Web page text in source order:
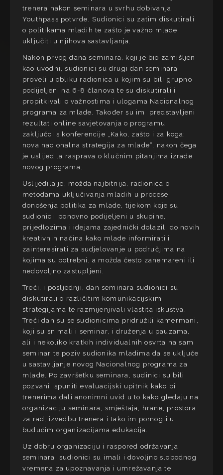
trenera nakon seminara u svrhu dobivanja
Youthpass potvrde. Sudionici su zatim diskutirali
o politikama mladih te zašto je važno mlade
uključiti u njihova sastavljanja.
Nakon prvog dana seminara, koji je bio zamišljen
kao uvodni, sudionici su drugi dan seminara
proveli u obliku radionica u kojim su bili grupno
podijeljeni na 6-8 članova te su diskutirali i
propitkivali o važnostima i ulogama Nacionalnog
programa za mlade. Također su im predstavljeni
rezultati online savjetovanja o programu i
zaključci s konferencije „Kako, zašto i za koga:
nova nacionalna strategija za mlade“, nakon čega
je uslijedila rasprava o klučnim pitanjima izrade
novog programa.
Uslijedila je, možda najbitnija, radionica o
metodama uključivanja mladih u procese
donošenja politika za mlade, tijekom koje su
sudionici, ponovno podijeljeni u skupine,
prijedlozima i idejama zajednički dolazili do novih
kreativnih načina kako mlade informirati i
zainteresirati za sudjelovanje u područjima na
kojima su potrebni, a možda često zanemareni ili
nedovoljno zastupljeni.
Treći, i posljednji, dan seminara sudionici su
diskutirali o različitim komunikacijskim
strategijama te razmijenjivali vlastita iskustva.
Treći dan su se sudionicima pridružili kamermani,
koji su snimali i seminar, i druženja u pauzama,
ali i nekoliko kratkih individualnih osvrta na sam
seminar te poziv sudionika mladima da se uključe
u sastavljanje novog Nacionalnog programa za
mlade. Po završetku seminara, sudinici su bili
pozvani ispuniti evaluacijski upitnik kako bi
trenerima dali anonimni uvid u to kako gledaju na
organizaciju seminara, smještaja, hrane, prostora
za rad, izvedbu trenera i tako im pomogli u
budućim organizacijama edukacija.
Uz dobru organizaciju i raspored održavanja
seminara, sudionici su imali i dovoljno slobodnog
vremena za upoznavanja i umrežavanja te